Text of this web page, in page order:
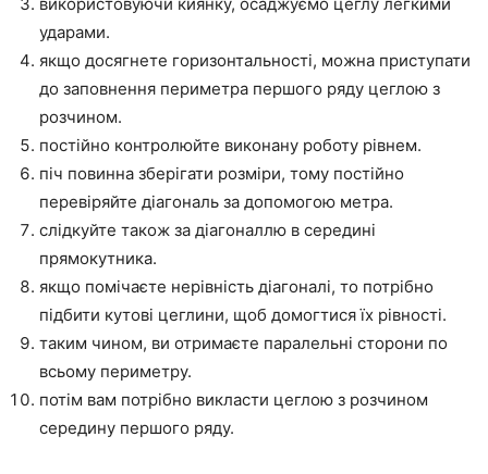
ударами.
якщо досягнете горизонтальності, можна приступати
до заповнення периметра першого ряду цеглою з
розчином.
постійно контролюйте виконану роботу рівнем.
піч повинна зберігати розміри, тому постійно
перевіряйте діагональ за допомогою метра.
слідкуйте також за діагоналлю в середині
прямокутника.
якщо помічаєте нерівність діагоналі, то потрібно
підбити кутові цеглини, щоб домогтися їх рівності.
таким чином, ви отримаєте паралельні сторони по
всьому периметру.
потім вам потрібно викласти цеглою з розчином
середину першого ряду.